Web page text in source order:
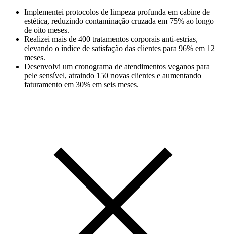
Implementei protocolos de limpeza profunda em cabine de
estética, reduzindo contaminação cruzada em 75% ao longo
de oito meses.
Realizei mais de 400 tratamentos corporais anti-estrias,
elevando o índice de satisfação das clientes para 96% em 12
meses.
Desenvolvi um cronograma de atendimentos veganos para
pele sensível, atraindo 150 novas clientes e aumentando
faturamento em 30% em seis meses.